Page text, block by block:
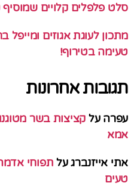
סלט פלפלים קלויים
מתכון לעוגת אגוזים
טעימה בטירוף!
תגובות אחרונות
עפרה על קציצות בשר
אמא
אתי אייזנברגעל תפוחי
טעים